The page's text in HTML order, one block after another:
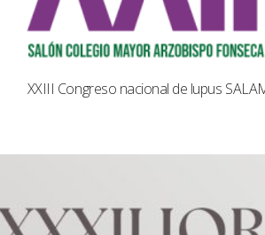
XXIII Congreso nacional de lupus